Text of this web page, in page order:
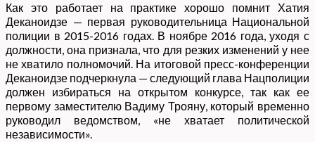
Как это работает на практике хорошо помнит Хатия
Деканоидзе — первая руководительница Национальной
полиции в 2015-2016 годах. В ноябре 2016 года, уходя с
должности, она признала, что для резких изменений у нее
не хватило полномочий. На итоговой пресс-конференции
Деканоидзе подчеркнула — следующий глава Нацполиции
должен избираться на открытом конкурсе, так как ее
первому заместителю Вадиму Трояну, который временно
руководил ведомством, «не хватает политической
независимости».